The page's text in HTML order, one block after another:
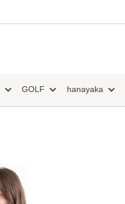
GOLF hanayaka